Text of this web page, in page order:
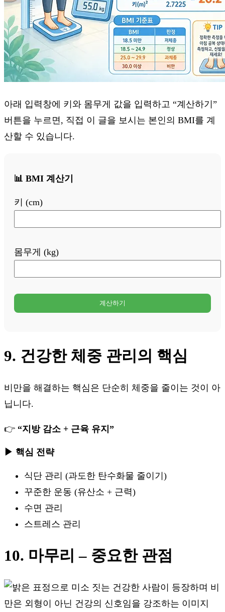
아래 입력창에 키와 몸무게 값을 입력하고 “계산하기”
버튼을 누르면, 직접 이 글을 보시는 본인의 BMI를 계
산할 수 있습니다.
📊 BMI 계산기
키 (cm)
몸무게 (kg)
계산하기
9. 건강한 체중 관리의 핵심
비만을 해결하는 핵심은 단순히 체중을 줄이는 것이 아
닙니다.
👉 “지방 감소 + 근육 유지”
▶ 핵심 전략
식단 관리 (과도한 탄수화물 줄이기)
꾸준한 운동 (유산소 + 근력)
수면 관리
스트레스 관리
10. 마무리 – 중요한 관점